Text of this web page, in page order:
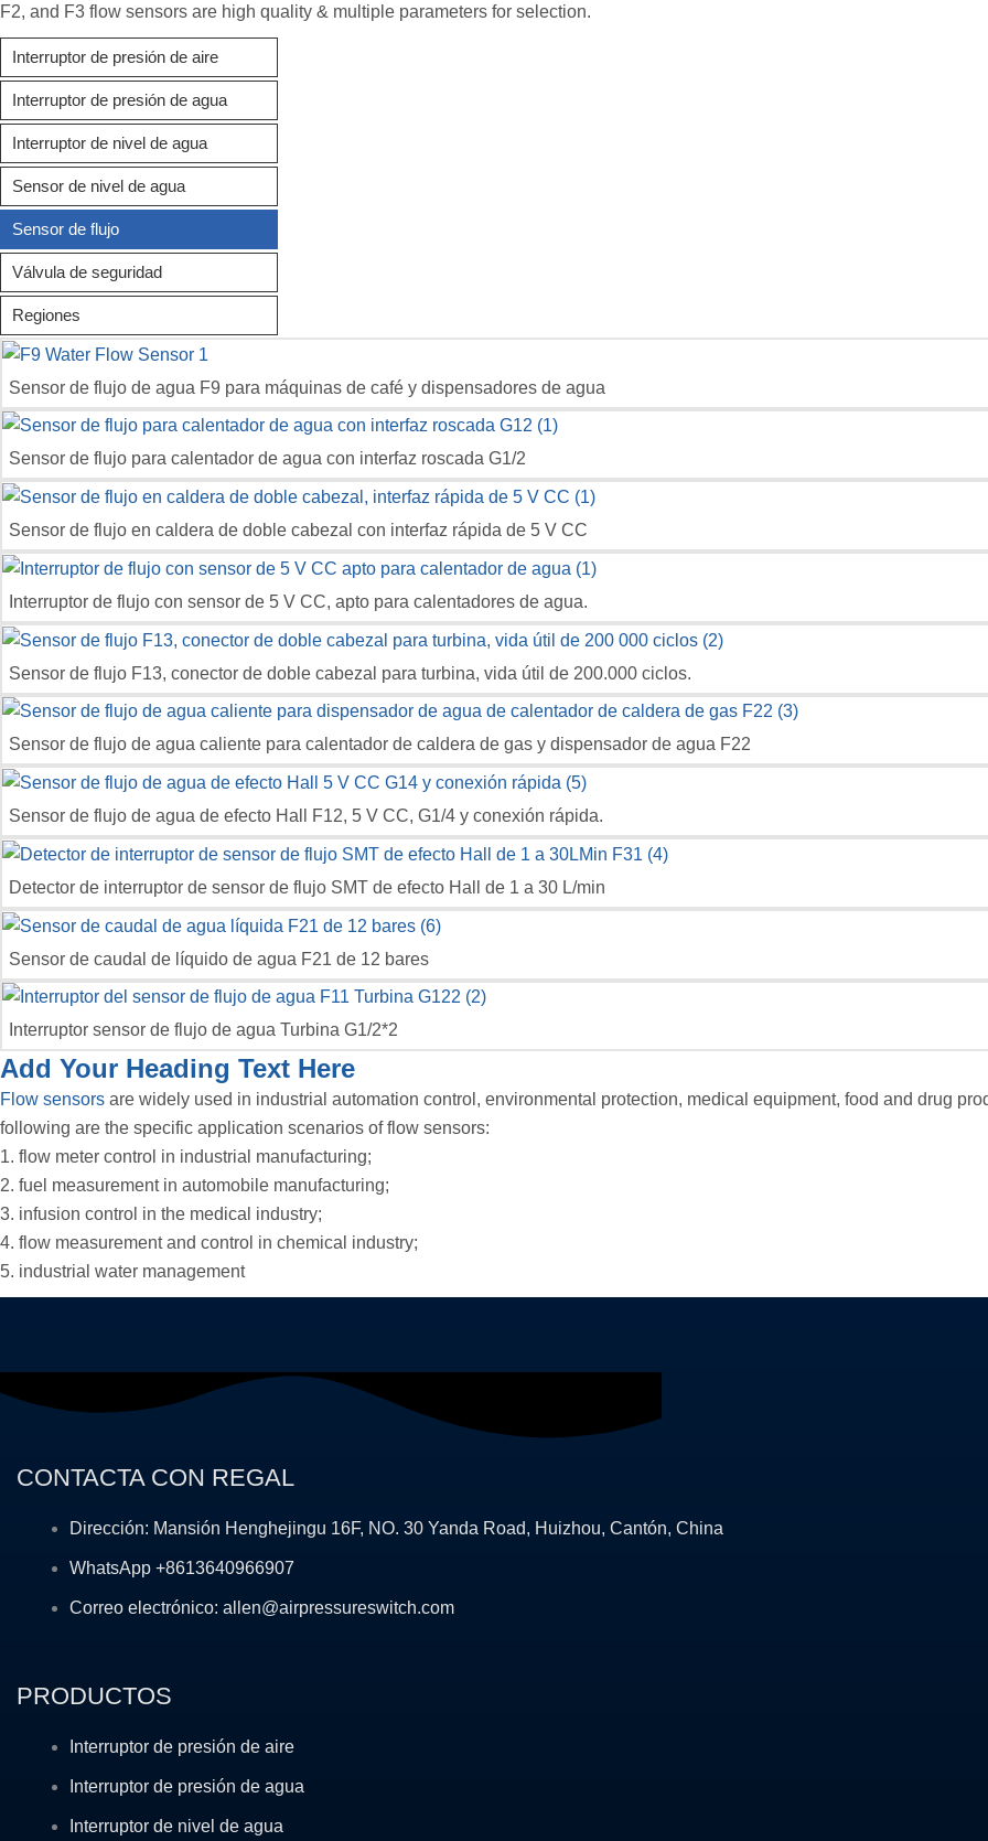
F2, and F3 flow sensors are high quality & multiple parameters for selection.
Interruptor de presión de aire
Interruptor de presión de agua
Interruptor de nivel de agua
Sensor de nivel de agua
Sensor de flujo
Válvula de seguridad
Regiones
Sensor de flujo de agua F9 para máquinas de café y dispensadores de agua
Sensor de flujo para calentador de agua con interfaz roscada G1/2
Sensor de flujo en caldera de doble cabezal con interfaz rápida de 5 V CC
Interruptor de flujo con sensor de 5 V CC, apto para calentadores de agua.
Sensor de flujo F13, conector de doble cabezal para turbina, vida útil de 200.000 ciclos.
Sensor de flujo de agua caliente para calentador de caldera de gas y dispensador de agua F22
Sensor de flujo de agua de efecto Hall F12, 5 V CC, G1/4 y conexión rápida.
Detector de interruptor de sensor de flujo SMT de efecto Hall de 1 a 30 L/min
Sensor de caudal de líquido de agua F21 de 12 bares
Interruptor sensor de flujo de agua Turbina G1/2*2
Add Your Heading Text Here
Flow sensors are widely used in industrial automation control, environmental protection, medical equipment, food and drug
following are the specific application scenarios of flow sensors:
1. flow meter control in industrial manufacturing;
2. fuel measurement in automobile manufacturing;
3. infusion control in the medical industry;
4. flow measurement and control in chemical industry;
5. industrial water management
CONTACTA CON REGAL
Dirección: Mansión Henghejingu 16F, NO. 30 Yanda Road, Huizhou, Cantón, China
WhatsApp +8613640966907
Correo electrónico: allen@airpressureswitch.com
PRODUCTOS
Interruptor de presión de aire
Interruptor de presión de agua
Interruptor de nivel de agua